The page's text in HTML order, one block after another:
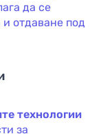
да се
отдаване под
технологии
за